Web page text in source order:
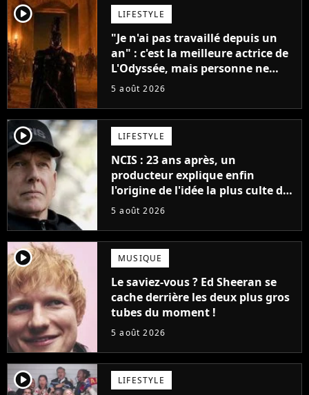
player2 LIFESTYLE
"Je n'ai pas travaillé depuis un
an" : c'est la meilleure actrice de
L'Odyssée, mais personne ne
veut lui donner de rôle au
5 août 2026
player2 LIFESTYLE
NCIS : 23 ans après, un
producteur explique enfin
l'origine de l'idée la plus culte de
la série (et on ne parle pas du
5 août 2026
player2 MUSIQUE
Le saviez-vous ? Ed Sheeran se
cache derrière les deux plus gros
tubes du moment !
5 août 2026
player2 LIFESTYLE